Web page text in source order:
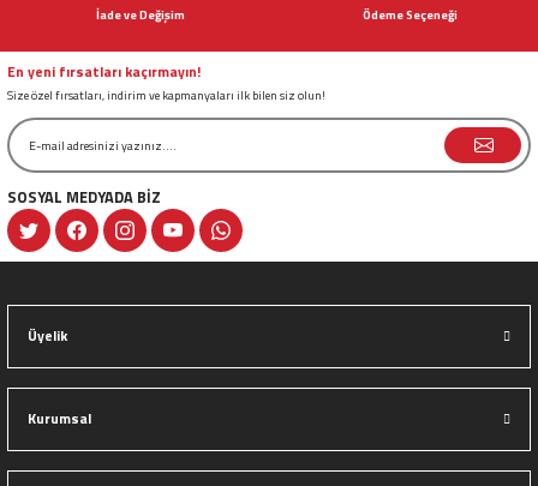
Bu ürüne benzer farklı alternatifler olmalı.
İade ve Değişim
Ödeme Seçeneği
En yeni fırsatları kaçırmayın!
Size özel fırsatları, indirim ve kapmanyaları ilk bilen siz olun!
SOSYAL MEDYADA BİZ
Üyelik
Kurumsal